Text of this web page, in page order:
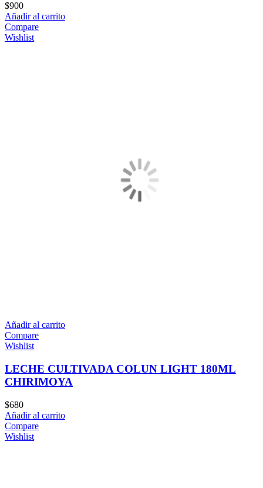
$900
Añadir al carrito
Compare
Wishlist
Añadir al carrito
Compare
Wishlist
LECHE CULTIVADA COLUN LIGHT 180ML
CHIRIMOYA
$680
Añadir al carrito
Compare
Wishlist